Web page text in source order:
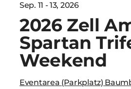
Sep. 11 - 13, 2026
2026 Zell
Spartan
Weekend
Eventarea (Parkplatz)